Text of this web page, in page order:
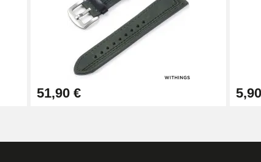
- Diamètre 1,50 mm - 8 à 25 mm
51,90 €